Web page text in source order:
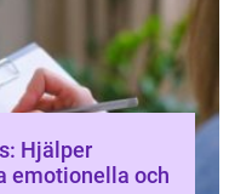
Hjälper
emotionella och